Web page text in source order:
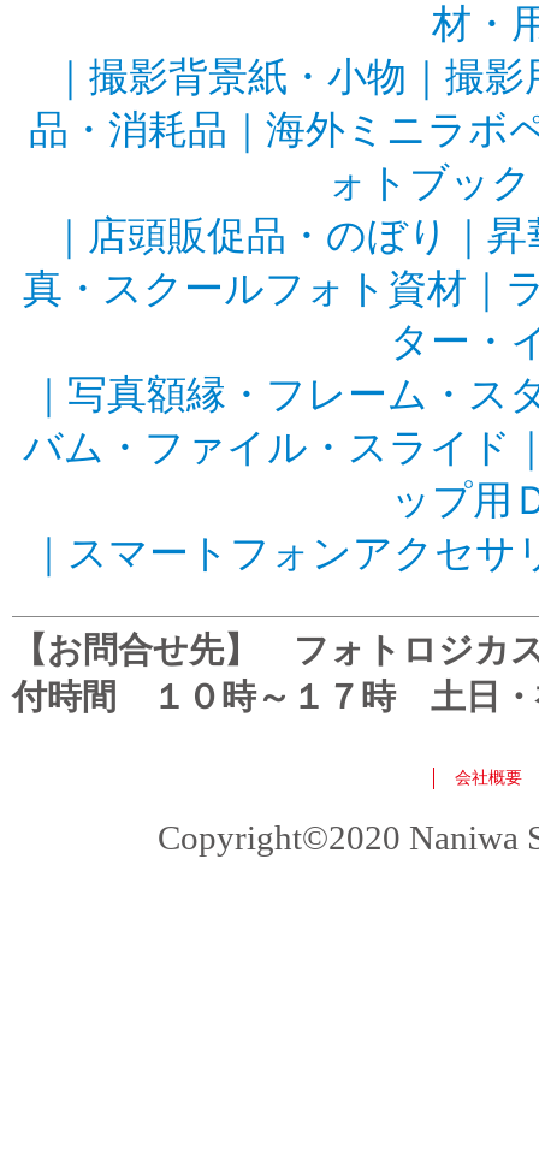
材・
撮影背景紙・小物
撮影
品・消耗品
海外ミニラボ
ォトブッ
店頭販促品・のぼり
昇
真・スクールフォト資材
ター・
写真額縁・フレーム・ス
バム・ファイル・スライド
ップ用
スマートフォンアクセサ
【お問合せ先】 フォトロジ
付時間 １０時～１７時 土日・
会社概要
Copyright©2020 Naniwa